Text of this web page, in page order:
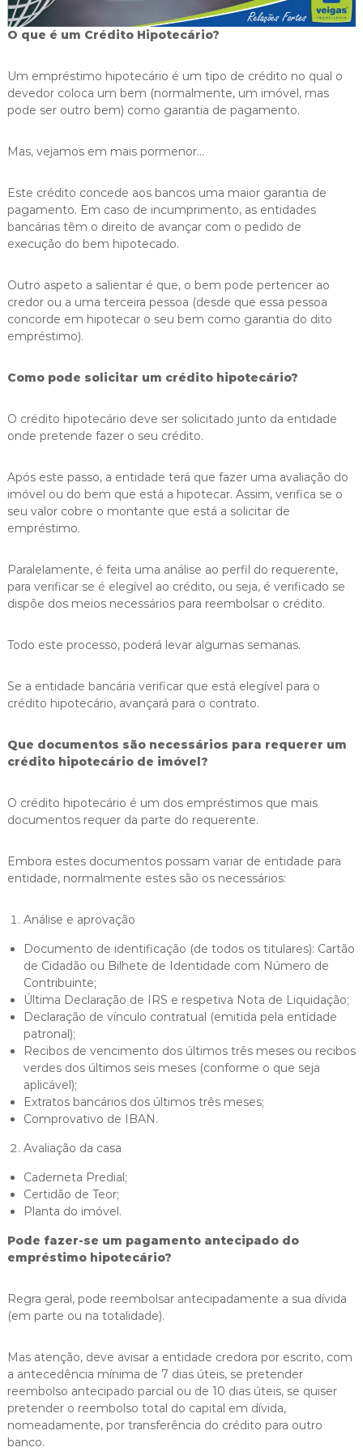
i
g
a
O que é um Crédito Hipotecário?
Um empréstimo hipotecário é um tipo de crédito no qual o
devedor coloca um bem (normalmente, um imóvel, mas
pode ser outro bem) como garantia de pagamento.
Mas, vejamos em mais pormenor…
Este crédito concede aos bancos uma maior garantia de
pagamento. Em caso de incumprimento, as entidades
bancárias têm o direito de avançar com o pedido de
execução do bem hipotecado.
Outro aspeto a salientar é que, o bem pode pertencer ao
credor ou a uma terceira pessoa (desde que essa pessoa
concorde em hipotecar o seu bem como garantia do dito
empréstimo).
Como pode solicitar um crédito hipotecário?
O crédito hipotecário deve ser solicitado junto da entidade
onde pretende fazer o seu crédito.
Após este passo, a entidade terá que fazer uma avaliação do
imóvel ou do bem que está a hipotecar. Assim, verifica se o
seu valor cobre o montante que está a solicitar de
empréstimo.
Paralelamente, é feita uma análise ao perfil do requerente,
para verificar se é elegível ao crédito, ou seja, é verificado se
dispõe dos meios necessários para reembolsar o crédito.
Todo este processo, poderá levar algumas semanas.
Se a entidade bancária verificar que está elegível para o
crédito hipotecário, avançará para o contrato.
Que documentos são necessários para requerer um
crédito hipotecário de imóvel?
O crédito hipotecário é um dos empréstimos que mais
documentos requer da parte do requerente.
Embora estes documentos possam variar de entidade para
entidade, normalmente estes são os necessários:
Análise e aprovação
Documento de identificação (de todos os titulares): Cartão
de Cidadão ou Bilhete de Identidade com Número de
Contribuinte;
Última Declaração de IRS e respetiva Nota de Liquidação;
Declaração de vínculo contratual (emitida pela entidade
patronal);
Recibos de vencimento dos últimos três meses ou recibos
verdes dos últimos seis meses (conforme o que seja
aplicável);
Extratos bancários dos últimos três meses;
Comprovativo de IBAN.
Avaliação da casa
Caderneta Predial;
Certidão de Teor;
Planta do imóvel.
Pode fazer-se um pagamento antecipado do
empréstimo hipotecário?
Regra geral, pode reembolsar antecipadamente a sua dívida
(em parte ou na totalidade).
Mas atenção, deve avisar a entidade credora por escrito, com
a antecedência mínima de 7 dias úteis, se pretender
reembolso antecipado parcial ou de 10 dias úteis, se quiser
pretender o reembolso total do capital em dívida,
nomeadamente, por transferência do crédito para outro
banco.